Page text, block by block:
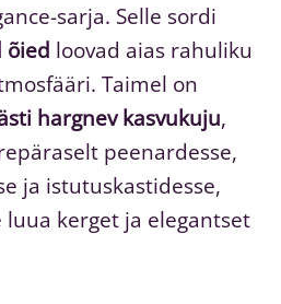
sarja. Selle sordi
õied loovad aias rahuliku
Taimel on
hargnev kasvukuju,
peenardesse,
ja istutuskastidesse,
luua kerget ja elegantset